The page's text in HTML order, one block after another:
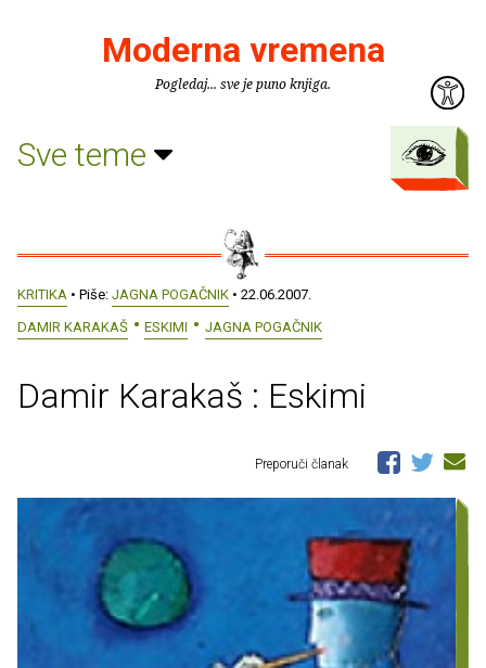
Moderna vremena
Pogledaj... sve je puno knjiga.
Sve teme
KRITIKA • Piše: JAGNA POGAČNIK • 22.06.2007.
DAMIR KARAKAŠ
ESKIMI JAGNA POGAČNIK
Damir Karakaš : Eskimi
Preporuči članak